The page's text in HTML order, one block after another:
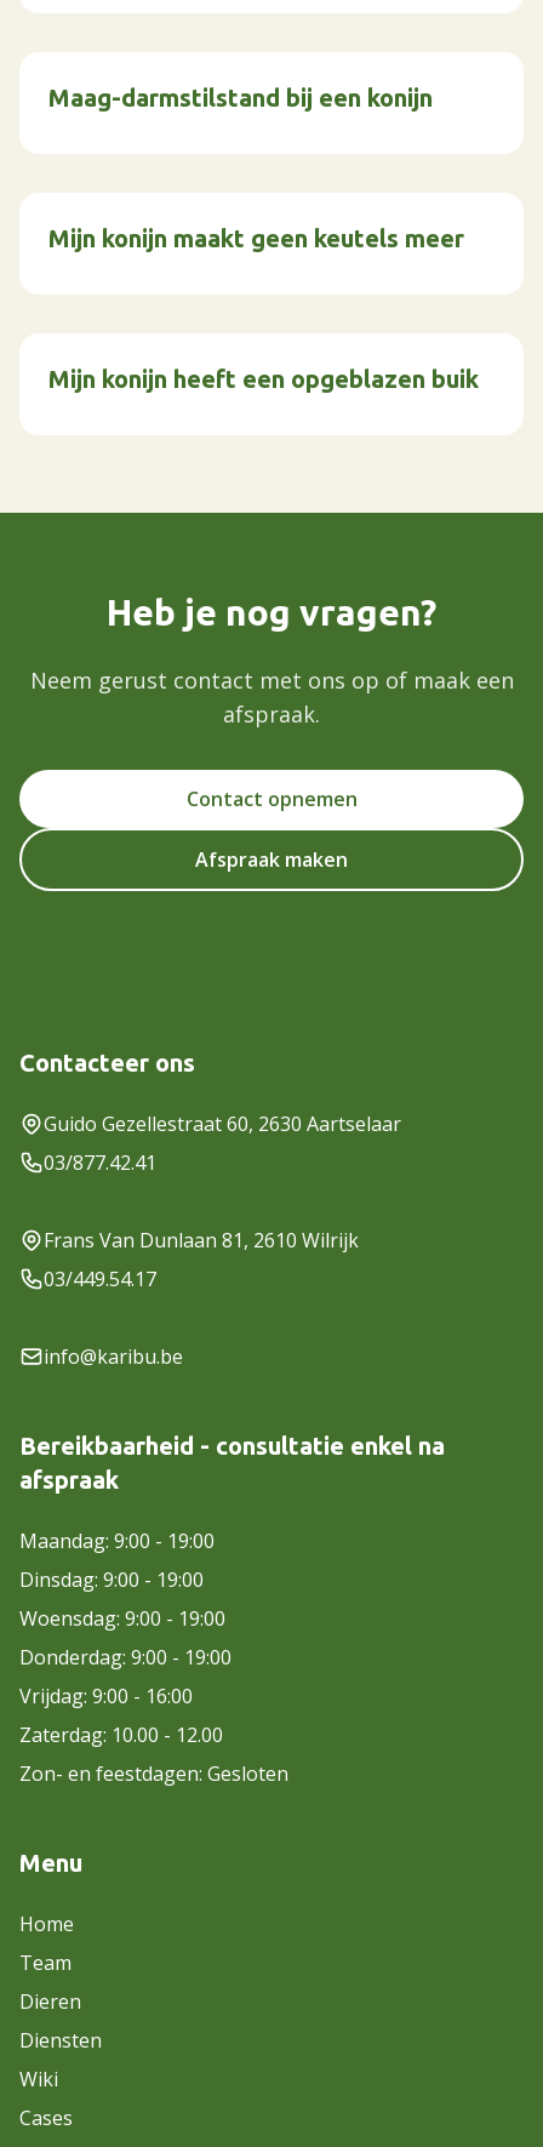
Maag-darmstilstand bij een konijn
Mijn konijn maakt geen keutels meer
Mijn konijn heeft een opgeblazen buik
Heb je nog vragen?
Neem gerust contact met ons op of maak een
afspraak.
Contact opnemen
Afspraak maken
Contacteer ons
Guido Gezellestraat 60, 2630 Aartselaar
03/877.42.41
Frans Van Dunlaan 81, 2610 Wilrijk
03/449.54.17
info@karibu.be
Bereikbaarheid - consultatie enkel na
afspraak
Maandag: 9:00 - 19:00
Dinsdag: 9:00 - 19:00
Woensdag: 9:00 - 19:00
Donderdag: 9:00 - 19:00
Vrijdag: 9:00 - 16:00
Zaterdag: 10.00 - 12.00
Zon- en feestdagen: Gesloten
Menu
Home
Team
Dieren
Diensten
Wiki
Cases